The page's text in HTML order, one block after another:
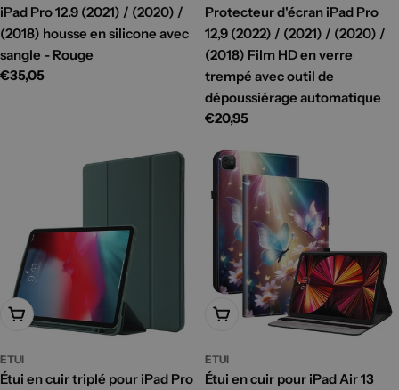
iPad Pro 12.9 (2021) / (2020) /
(2018) housse en silicone avec
sangle - Rouge
Prix
€35,05
Protecteur d'écran iPad Pro
12,9 (2022) / (2021) / (2020) /
(2018) Film HD en verre
trempé avec outil de
dépoussiérage automatique
Prix
€20,95
Ajouter Au Panier
ETUI
Étui en cuir triplé pour iPad Pro
Ajouter Au Panier
ETUI
Étui en cuir pour iPad Air 13